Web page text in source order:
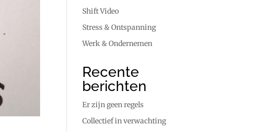
Shift Video
Stress & Ontspanning
Werk & Ondernemen
Recente
berichten
Er zijn geen regels
Collectief in verwachting